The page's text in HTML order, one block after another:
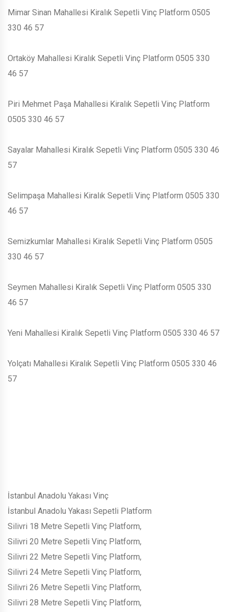
Mimar Sinan Mahallesi Kiralık Sepetli Vinç Platform 0505
330 46 57
Ortaköy Mahallesi Kiralık Sepetli Vinç Platform 0505 330
46 57
Piri Mehmet Paşa Mahallesi Kiralık Sepetli Vinç Platform
0505 330 46 57
Sayalar Mahallesi Kiralık Sepetli Vinç Platform 0505 330 46
57
Selimpaşa Mahallesi Kiralık Sepetli Vinç Platform 0505 330
46 57
Semizkumlar Mahallesi Kiralık Sepetli Vinç Platform 0505
330 46 57
Seymen Mahallesi Kiralık Sepetli Vinç Platform 0505 330
46 57
Yeni Mahallesi Kiralık Sepetli Vinç Platform 0505 330 46 57
Yolçatı Mahallesi Kiralık Sepetli Vinç Platform 0505 330 46
57
İstanbul Anadolu Yakası Vinç
İstanbul Anadolu Yakası Sepetli Platform
Silivri 18 Metre Sepetli Vinç Platform,
Silivri 20 Metre Sepetli Vinç Platform,
Silivri 22 Metre Sepetli Vinç Platform,
Silivri 24 Metre Sepetli Vinç Platform,
Silivri 26 Metre Sepetli Vinç Platform,
Silivri 28 Metre Sepetli Vinç Platform,